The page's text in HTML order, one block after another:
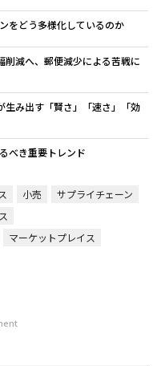
をどう多様化しているのか
削減へ、郵便減少による苦戦に
生み出す「賢さ」「速さ」「効
べき重要トレンド
小売
サプライチェーン
マーケットプレイス